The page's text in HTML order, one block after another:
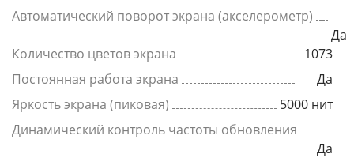
Автоматический поворот экрана (акселерометр)
Да
Количество цветов экрана
1073
Постоянная работа экрана
Да
Яркость экрана (пиковая)
5000 нит
Динамический контроль частоты обновления
Да